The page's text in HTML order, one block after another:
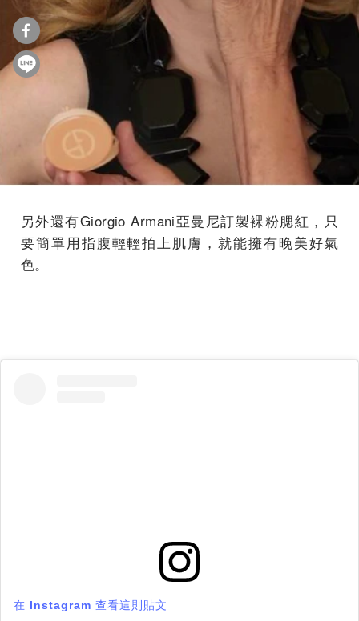
另外還有Giorgio Armani亞曼尼訂製裸粉腮紅，只
要簡單用指腹輕輕拍上肌膚，就能擁有晚美好氣
色。
在 Instagram 查看這則貼文